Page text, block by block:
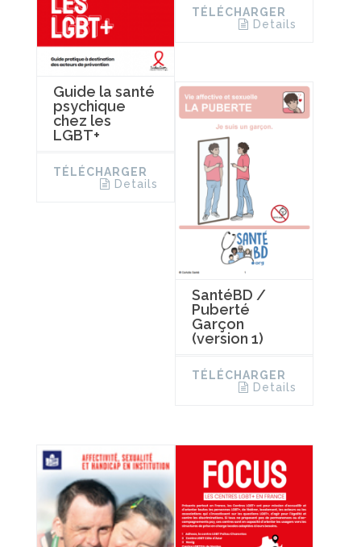
Guide la santé
psychique
chez les
LGBT+
TÉLÉCHARGER
Details
TÉLÉCHARGER
Details
SantéBD /
Puberté
Garçon
(version 1)
TÉLÉCHARGER
Details